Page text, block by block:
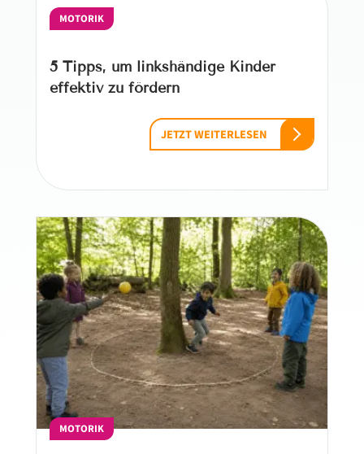
MOTORIK
5 Tipps, um linkshändige Kinder
effektiv zu fördern
JETZT WEITERLESEN
MOTORIK